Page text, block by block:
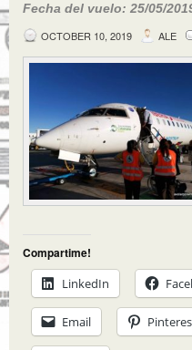
Fecha del vuelo: 25/05/
OCTOBER 10, 2019
ALE
Compartime!
LinkedIn
Email